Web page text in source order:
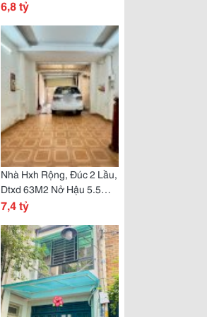
Shr Đẹp Nở Hậu 5M, Cạnh
6,8 tỷ
Nhà Hxh Rộng, Đúc 2 Lầu,
Dtxd 63M2 Nở Hậu 5.5M,
Kv Kinh Doanh Rất Tốt!
7,4 tỷ